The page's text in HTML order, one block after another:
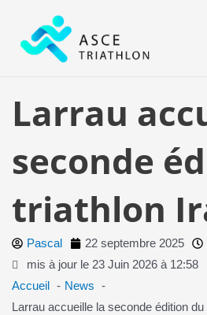
contenu
Larrau
seconde
triathlon
Pascal 22 septembre 2025
mis à jour le 23 Juin 2026 à 12:58
Accueil
News
Larrau accueille la seconde édition